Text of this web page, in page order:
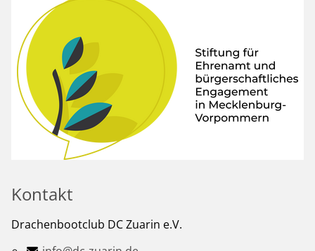
Kontakt
Drachenbootclub DC Zuarin e.V.